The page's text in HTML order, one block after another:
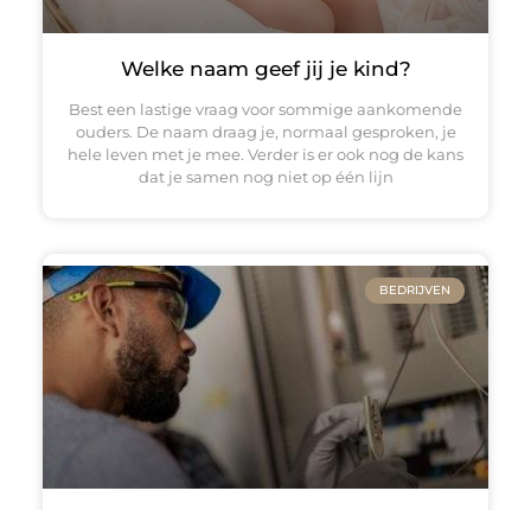
Welke naam geef jij je kind?
Best een lastige vraag voor sommige aankomende
ouders. De naam draag je, normaal gesproken, je
hele leven met je mee. Verder is er ook nog de kans
dat je samen nog niet op één lijn
BEDRIJVEN